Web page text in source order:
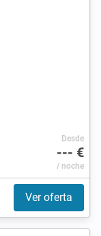
Desde
--- €
/ noche
Ver oferta